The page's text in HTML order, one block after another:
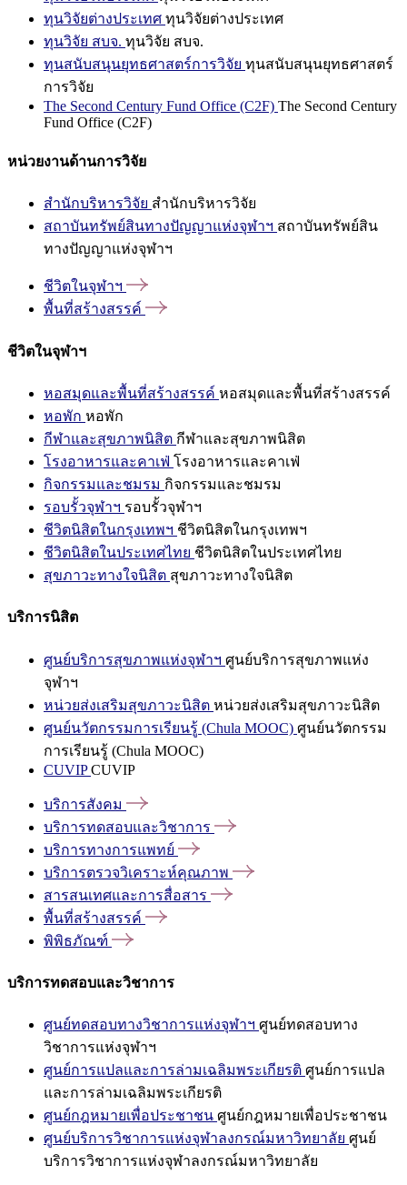
ทุนวิจัยต่างประเทศ ทุนวิจัยต่างประเทศ
ทุนวิจัย สบจ. ทุนวิจัย สบจ.
ทุนสนับสนุนยุทธศาสตร์การวิจัย ทุนสนับสนุนยุทธศาสตร์
การวิจัย
The Second Century Fund Office (C2F) The Second Century
Fund Office (C2F)
หน่วยงานด้านการวิจัย
สำนักบริหารวิจัย สำนักบริหารวิจัย
สถาบันทรัพย์สินทางปัญญาแห่งจุฬาฯ สถาบันทรัพย์สิน
ทางปัญญาแห่งจุฬาฯ
ชีวิตในจุฬาฯ
พื้นที่สร้างสรรค์
ชีวิตในจุฬาฯ
หอสมุดและพื้นที่สร้างสรรค์ หอสมุดและพื้นที่สร้างสรรค์
หอพัก หอพัก
กีฬาและสุขภาพนิสิต กีฬาและสุขภาพนิสิต
โรงอาหารและคาเฟ่ โรงอาหารและคาเฟ่
กิจกรรมและชมรม กิจกรรมและชมรม
รอบรั้วจุฬาฯ รอบรั้วจุฬาฯ
ชีวิตนิสิตในกรุงเทพฯ ชีวิตนิสิตในกรุงเทพฯ
ชีวิตนิสิตในประเทศไทย ชีวิตนิสิตในประเทศไทย
สุขภาวะทางใจนิสิต สุขภาวะทางใจนิสิต
บริการนิสิต
ศูนย์บริการสุขภาพแห่งจุฬาฯ ศูนย์บริการสุขภาพแห่ง
จุฬาฯ
หน่วยส่งเสริมสุขภาวะนิสิต หน่วยส่งเสริมสุขภาวะนิสิต
ศูนย์นวัตกรรมการเรียนรู้ (Chula MOOC) ศูนย์นวัตกรรม
การเรียนรู้ (Chula MOOC)
CUVIPCUVIP
บริการสังคม
บริการทดสอบและวิชาการ
บริการทางการแพทย์
บริการตรวจวิเคราะห์คุณภาพ
สารสนเทศและการสื่อสาร
พื้นที่สร้างสรรค์
พิพิธภัณฑ์
บริการทดสอบและวิชาการ
ศูนย์ทดสอบทางวิชาการแห่งจุฬาฯ ศูนย์ทดสอบทาง
วิชาการแห่งจุฬาฯ
ศูนย์การแปลและการล่ามเฉลิมพระเกียรติ ศูนย์การแปล
และการล่ามเฉลิมพระเกียรติ
ศูนย์กฎหมายเพื่อประชาชน ศูนย์กฎหมายเพื่อประชาชน
ศูนย์บริการวิชาการแห่งจุฬาลงกรณ์มหาวิทยาลัย ศูนย์
บริการวิชาการแห่งจุฬาลงกรณ์มหาวิทยาลัย